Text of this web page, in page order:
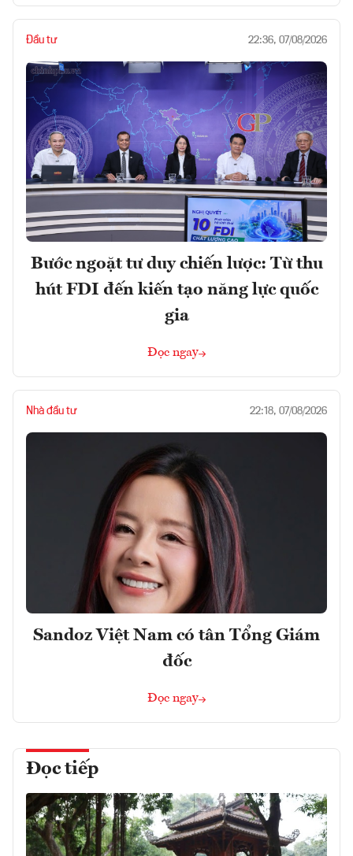
Đầu tư 22:36, 07/08/2026
Bước ngoặt tư duy chiến lược: Từ thu
hút FDI đến kiến tạo năng lực quốc
gia
Đọc ngay
Nhà đầu tư 22:18, 07/08/2026
Sandoz Việt Nam có tân Tổng Giám
đốc
Đọc ngay
Đọc tiếp